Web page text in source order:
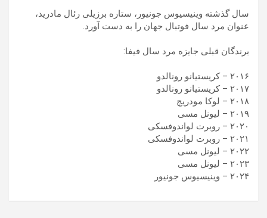
سال گذشته وینیسیوس جونیور، ستاره برزیلی رئال‌ مادرید،
عنوان مرد سال فوتبال جهان را به دست آورد.
برندگان قبلی جایزه مرد سال فیفا:
۲۰۱۶ – کریستیانو رونالدو
۲۰۱۷ – کریستیانو رونالدو
۲۰۱۸ – لوکا مودریچ
۲۰۱۹ – لیونل مسی
۲۰۲۰ – روبرت لواندوفسکی
۲۰۲۱ – روبرت لواندوفسکی
۲۰۲۲ – لیونل مسی
۲۰۲۳ – لیونل مسی
۲۰۲۴ – وینیسیوس جونیور